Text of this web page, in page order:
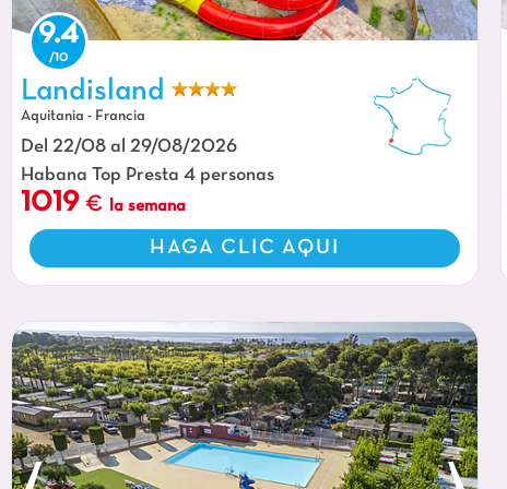
Toboganes acuáticos gigantes y piscinas en el camping CAPFUN Landisland
en Moliets-et-Maa (40).
9.4
Landisland
Aquitania - Francia
Del 22/08 al 29/08/2026
Habana Top Presta 4 personas
1019 la semana
HAGA CLIC AQUI